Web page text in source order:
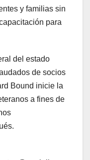
y familias sin
para
del estado
de socios
Bound inicie la
a fines de